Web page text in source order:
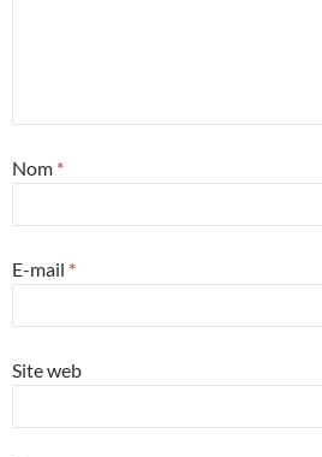
Nom *
E-mail *
Site web